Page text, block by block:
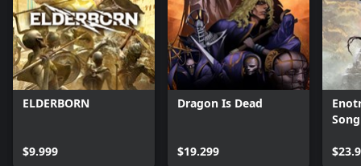
ELDERBORN
$9.999
Dragon Is Dead
$19.299
Song